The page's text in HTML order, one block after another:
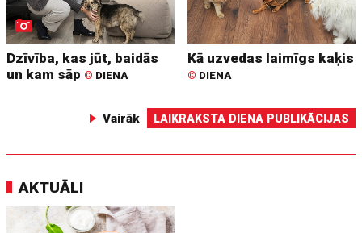
Dzīvība, kas jūt, baidās
un kam sāp © DIENA
Kā uzvedas laimīgs kaķis
© DIENA
Vairāk LAIKRAKSTA DIENA PUBLIKĀCIJAS
AKTUĀLI